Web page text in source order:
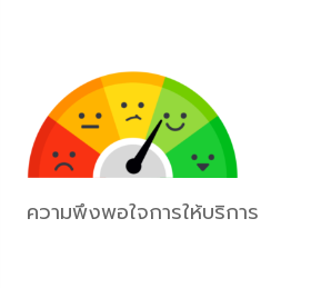
ความพึงพอใจการให้บริการ